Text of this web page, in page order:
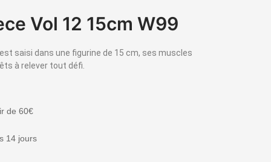
Vol 12 15cm W99
saisi dans une figurine de 15 cm, ses muscles
à relever tout défi.
de 60€
14 jours